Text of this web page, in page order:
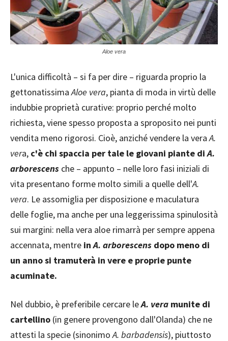
Aloe vera
L'unica difficoltà – si fa per dire – riguarda proprio la
gettonatissimaAloe vera, pianta di moda in virtù delle
indubbie proprietà curative: proprio perché molto
richiesta, viene spesso proposta a sproposito nei punti
vendita meno rigorosi. Cioè, anziché vendere la veraA.
vera, c'è chi spaccia per tale le giovani piante diA.
arborescens che – appunto – nelle loro fasi iniziali di
vita presentano forme molto simili a quelle dell'A.
vera. Le assomiglia per disposizione e maculatura
delle foglie, ma anche per una leggerissima spinulosità
sui margini: nella vera aloe rimarrà per sempre appena
accennata, mentre inA. arborescens dopo meno di
un anno si tramuterà in vere e proprie punte
acuminate.
Nel dubbio, è preferibile cercare leA. vera munite di
cartellino (in genere provengono dall'Olanda) che ne
attesti la specie (sinonimoA. barbadensis), piuttosto